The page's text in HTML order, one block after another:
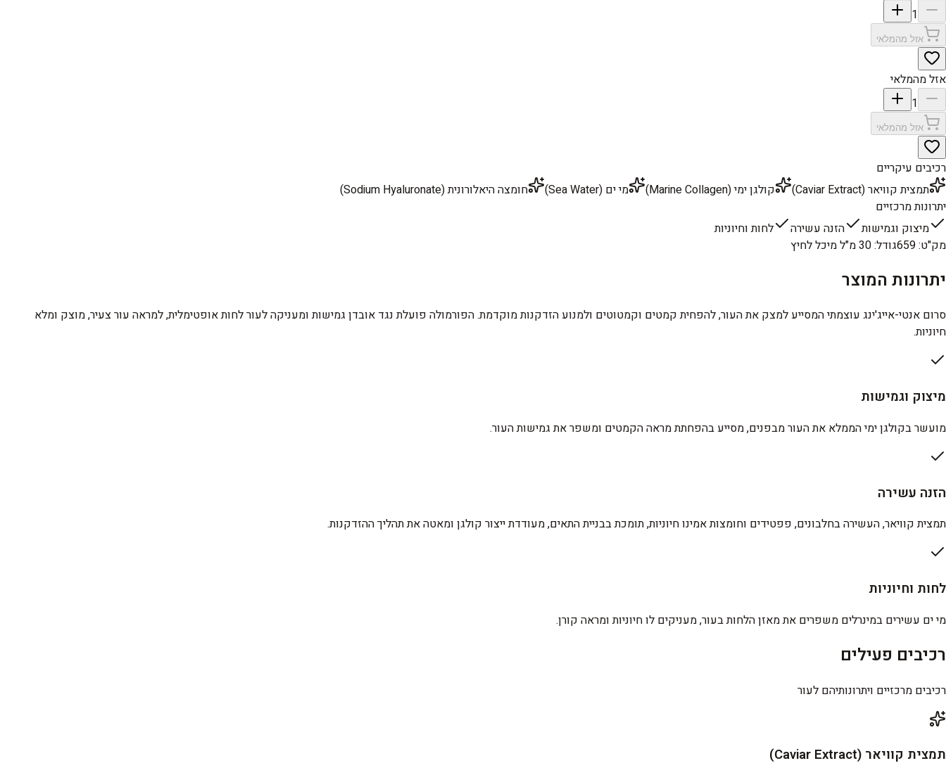
1
אזל מהמלאי
אזל מהמלאי
1
אזל מהמלאי
רכיבים עיקריים
תמצית קוויאר (Caviar Extract)
קולגן ימי (Marine Collagen) מי ים (Sea Water)
חומצה היאלורונית (Sodium Hyaluronate)
יתרונות מרכזיים
מיצוק וגמישות
הזנה עשירה
לחות וחיוניות
מק"ט:
659גודל:30 מ"ל מיכל לחיץ
יתרונות המוצר
סרום אנטי-אייג'ינג עוצמתי המסייע למצק את העור, להפחית קמטים וקמטוטים ולמנוע הזדקנות מוקדמת. הפורמולה פועלת נגד אובדן גמישות ומעניקה לעור לחות אופטימלית, למראה עור צעיר, מוצק ומלא
חיוניות.
מיצוק וגמישות
מועשר בקולגן ימי הממלא את העור מבפנים, מסייע בהפחתת מראה הקמטים ומשפר את גמישות העור.
הזנה עשירה
תמצית קוויאר, העשירה בחלבונים, פפטידים וחומצות אמינו חיוניות, תומכת בבניית התאים, מעודדת ייצור קולגן ומאטה את תהליך ההזדקנות.
לחות וחיוניות
מי ים עשירים במינרלים משפרים את מאזן הלחות בעור, מעניקים לו חיוניות ומראה קורן.
רכיבים פעילים
רכיבים מרכזיים ויתרונותיהם לעור
תמצית קוויאר (Caviar Extract)